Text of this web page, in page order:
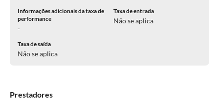
Informações adicionais da taxa de
performance
-
Taxa de entrada
Não se aplica
Taxa de saída
Não se aplica
Prestadores